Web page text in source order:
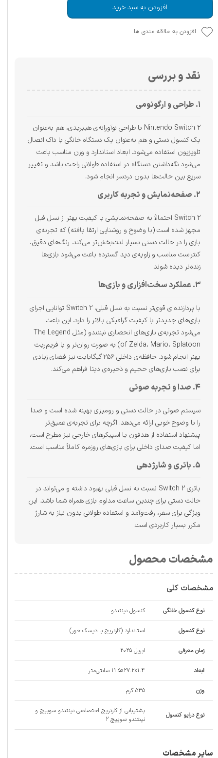
افزودن به سبد خرید
افزودن به علاقه مندی ها
مشخصات محصول
مشخصات کلی
نوع کنسول خانگی کنسول نینتندو
نوع کنسول استاندارد (کارتریج یا دیسک خور)
زمان معرفی اپریل 2025
ابعاد 11.5x27.2x1.4 سانتی‌متر
وزن 535 گرم
نوع درایو کنسول
پشتیبانی از کارتریج اختصاصی نینتندو سوییچ و
نینتندو سوییچ 2
سایر مشخصات
نقد و بررسی
۱. طراحی و ارگونومی
Nintendo Switch 2 با طراحی نوآورانه‌ی هیبریدی، هم به‌عنوان
یک کنسول دستی و هم به‌عنوان یک دستگاه خانگی با داک اتصال
تلویزیون استفاده می‌شود. ابعاد استاندارد و وزن مناسب باعث
می‌شود نگه‌داشتن دستگاه در استفاده طولانی راحت باشد و تغییر
سریع بین حالت‌ها بدون دردسر انجام شود.
۲. صفحه‌نمایش و تجربه کاربری
Switch 2 احتمالاً به صفحه‌نمایشی با کیفیت بهتر از نسل قبل
مجهز شده است (با وضوح و روشنایی ارتقا یافته) که تجربه‌ی
بازی را در حالت دستی بسیار لذت‌بخش‌تر می‌کند. رنگ‌های دقیق،
کنتراست مناسب و زاویه‌ی دید گسترده باعث می‌شود بازی‌ها
زنده‌تر دیده شوند.
۳. عملکرد سخت‌افزاری و بازی‌ها
با پردازنده‌ای قوی‌تر نسبت به نسل قبلی، Switch 2 توانایی اجرای
بازی‌های جدیدتر با کیفیت گرافیکی بالاتر را دارد. این باعث
می‌شود تجربه‌ی بازی‌های انحصاری نینتندو (مثل The Legend
of Zelda، Mario، Splatoon) به صورت روان‌تر و با فریم‌ریت
بهتر انجام شود. حافظه‌ی داخلی ۲۵۶ گیگابایت نیز فضای زیادی
برای نصب بازی‌های حجیم و ذخیره‌ی دیتا فراهم می‌کند.
۴. صدا و تجربه صوتی
سیستم صوتی در حالت دستی و رومیزی بهینه شده است و صدا
را با وضوح خوبی ارائه می‌دهد. اگرچه برای تجربه‌ی عمیق‌تر
پیشنهاد استفاده از هدفون یا اسپیکرهای خارجی نیز مطرح است،
اما کیفیت صدای داخلی برای بازی‌های روزمره کاملاً مناسب است.
۵. باتری و شارژدهی
باتری Switch 2 نسبت به نسل قبلی بهبود داشته و می‌تواند در
حالت دستی برای چندین ساعت مداوم بازی همراه شما باشد. این
ویژگی برای سفر، رفت‌وآمد و استفاده طولانی بدون نیاز به شارژ
مکرر بسیار کاربردی است.